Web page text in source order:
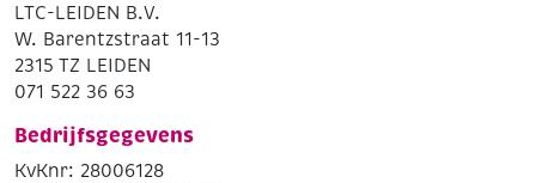
LTC-LEIDEN B.V.
W. Barentzstraat 11-13
2315 TZ LEIDEN
071 522 36 63
Bedrijfsgegevens
KvKnr: 28006128